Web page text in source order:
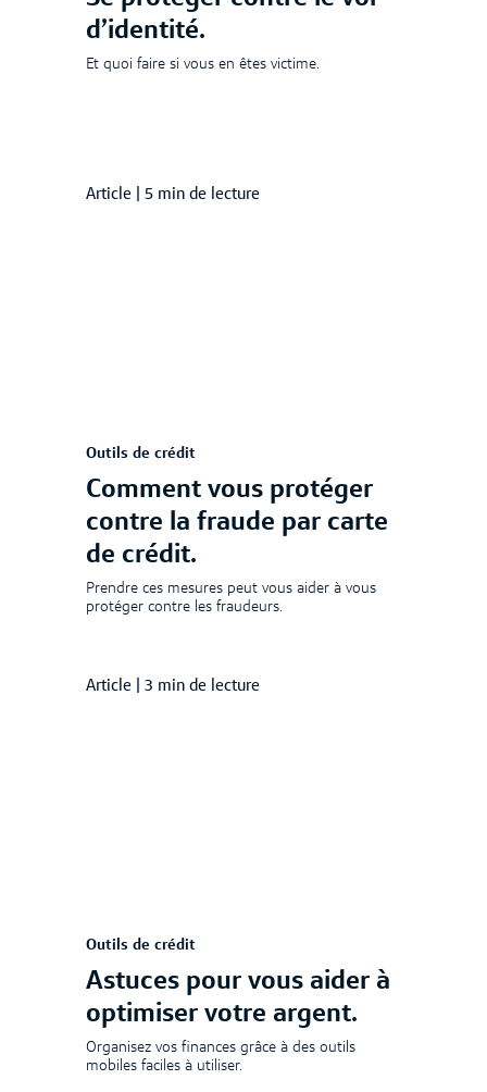
d’identité.
Et quoi faire si vous en êtes victime.
Article 5 min de lecture
Outils de crédit
Comment vous protéger
contre la fraude par carte
de crédit.
Prendre ces mesures peut vous aider à vous
protéger contre les fraudeurs.
Article 3 min de lecture
Outils de crédit
Astuces pour vous aider à
optimiser votre argent.
Organisez vos finances grâce à des outils
mobiles faciles à utiliser.